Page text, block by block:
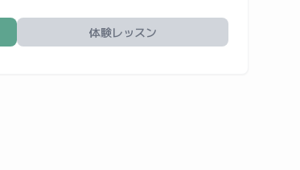
体験レッスン